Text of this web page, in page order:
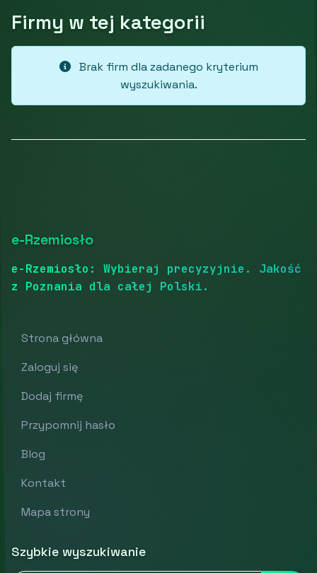
Firmy w tej kategorii
Brak firm dla zadanego kryterium
wyszukiwania.
e-Rzemiosło
e-Rzemiosło: Wybieraj precyzyjnie. Jakość
z Poznania dla całej Polski.
Strona główna
Zaloguj się
Dodaj firmę
Przypomnij hasło
Blog
Kontakt
Mapa strony
Szybkie wyszukiwanie